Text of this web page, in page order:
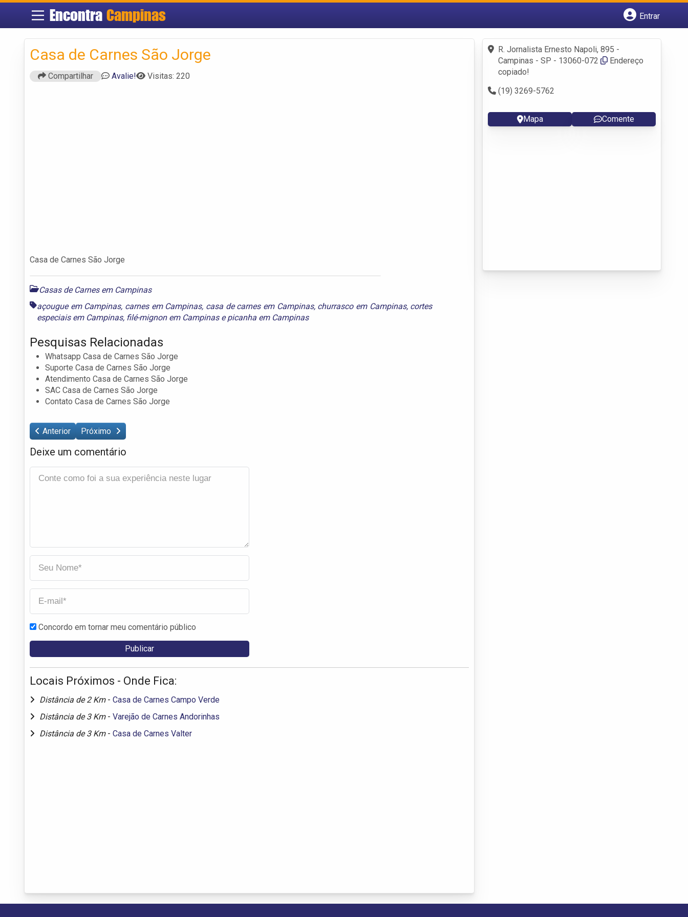
EncontraCampinas
Entrar
Fazer login
Criar conta
Casa de Carnes São Jorge
Compartilhar Avalie! Visitas: 220
Casa de Carnes São Jorge
Casas de Carnes em Campinas
açougue em Campinas, carnes em Campinas, casa de carnes em Campinas, churrasco em Campinas, cortes
especiais em Campinas, filé-mignon em Campinasepicanha em Campinas
Pesquisas Relacionadas
Whatsapp Casa de Carnes São Jorge
Suporte Casa de Carnes São Jorge
Atendimento Casa de Carnes São Jorge
SAC Casa de Carnes São Jorge
Contato Casa de Carnes São Jorge
Anterior Próximo
Deixe um comentário
Concordo em tornar meu comentário público
Locais Próximos - Onde Fica:
Distância de 2 Km - Casa de Carnes Campo Verde
Distância de 3 Km - Varejão de Carnes Andorinhas
Distância de 3 Km - Casa de Carnes Valter
R. Jornalista Ernesto Napoli, 895 -
Campinas - SP - 13060-072
Endereço
copiado!
(19) 3269-5762
Mapa Comente